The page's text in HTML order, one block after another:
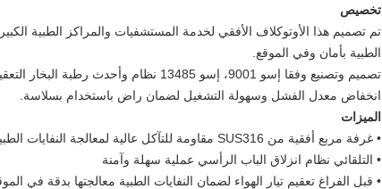
تخصيص
تم تصميم هذا الأوتوكلاف الأفقي لخدمة المستشفيات والمراكز الطبية
الطبية بأمان وفي الموقع.
تصميم وتصنيع وفقا إسو 9001، إسو 13485
انخفاض معدل الفشل وسهولة التشغيل لضمان راض باستخدام بسلاسة.
الميزات
• غرفة مربع أفقية من SUS316 مقاومة للتآكل عالية لمعالجة النفايات الطبية بأمان.
• التلقائي نظام انزلاق الباب الرأسي عملية سهلة وآمنة
• قبل الفراغ تعقيم تيار الهواء لضمان النفايات الطبية معالجتها بدقة في